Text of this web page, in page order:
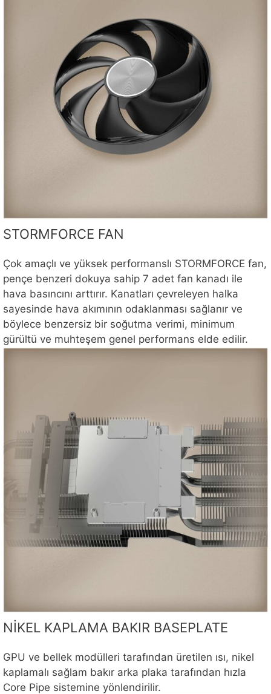
STORMFORCE FAN
Çok amaçlı ve yüksek performanslı STORMFORCE fan,
pençe benzeri dokuya sahip 7 adet fan kanadı ile
hava basıncını arttırır. Kanatları çevreleyen halka
sayesinde hava akımının odaklanması sağlanır ve
böylece benzersiz bir soğutma verimi, minimum
gürültü ve muhteşem genel performans elde edilir.
NİKEL KAPLAMA BAKIR BASEPLATE
GPU ve bellek modülleri tarafından üretilen ısı, nikel
kaplamalı sağlam bakır arka plaka tarafından hızla
Core Pipe sistemine yönlendirilir.